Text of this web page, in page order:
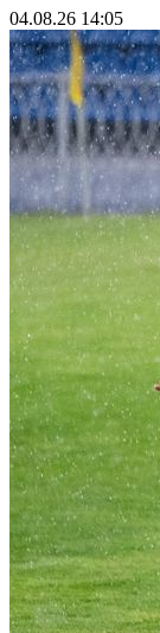
04.08.26 14:05